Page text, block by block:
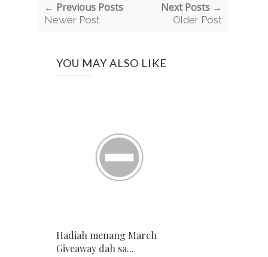
← Previous Posts
Newer Post
Next Posts →
Older Post
YOU MAY ALSO LIKE
Hadiah menang March
Giveaway dah sa...